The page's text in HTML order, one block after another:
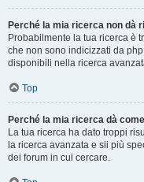
Perché la mia ricerca non dà
Probabilmente la tua ricerca è
che non sono indicizzati da
disponibili nella ricerca
Top
Perché la mia ricerca dà
La tua ricerca ha dato troppi
la ricerca avanzata e sii più
dei forum in cui cercare.